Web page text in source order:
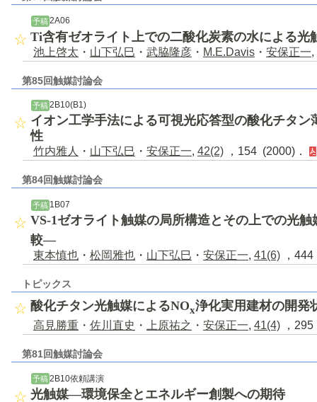
予稿 2A06
Ti含有ゼオライト上での二酸化炭素の水による光
池上啓太 ・ 山下弘巳 ・ 武脇隆彦 ・ M.E.Davis ・ 安保正一,
第85回触媒討論会
予稿 2B10(B1)
イオン工学手法による可視光応答型の酸化チタ
性
竹内雅人 ・ 山下弘巳 ・ 安保正一, 42(2) ，154 (2000)．
第84回触媒討論会
予稿 1B07
VS-1ゼオライト触媒の局所構造とその上での光
較―
東本慎也 ・ 松岡雅也 ・ 山下弘巳 ・ 安保正一, 41(6) ，
トピックス
酸化チタン光触媒によるNOx浄化実用建材の開発
高見勝重 ・ 佐川直史 ・ 上原祐之 ・ 安保正一, 41(4) ，
第81回触媒討論会
予稿 2B10依頼講演
光触媒―環境保全とエネルギー創製への期待